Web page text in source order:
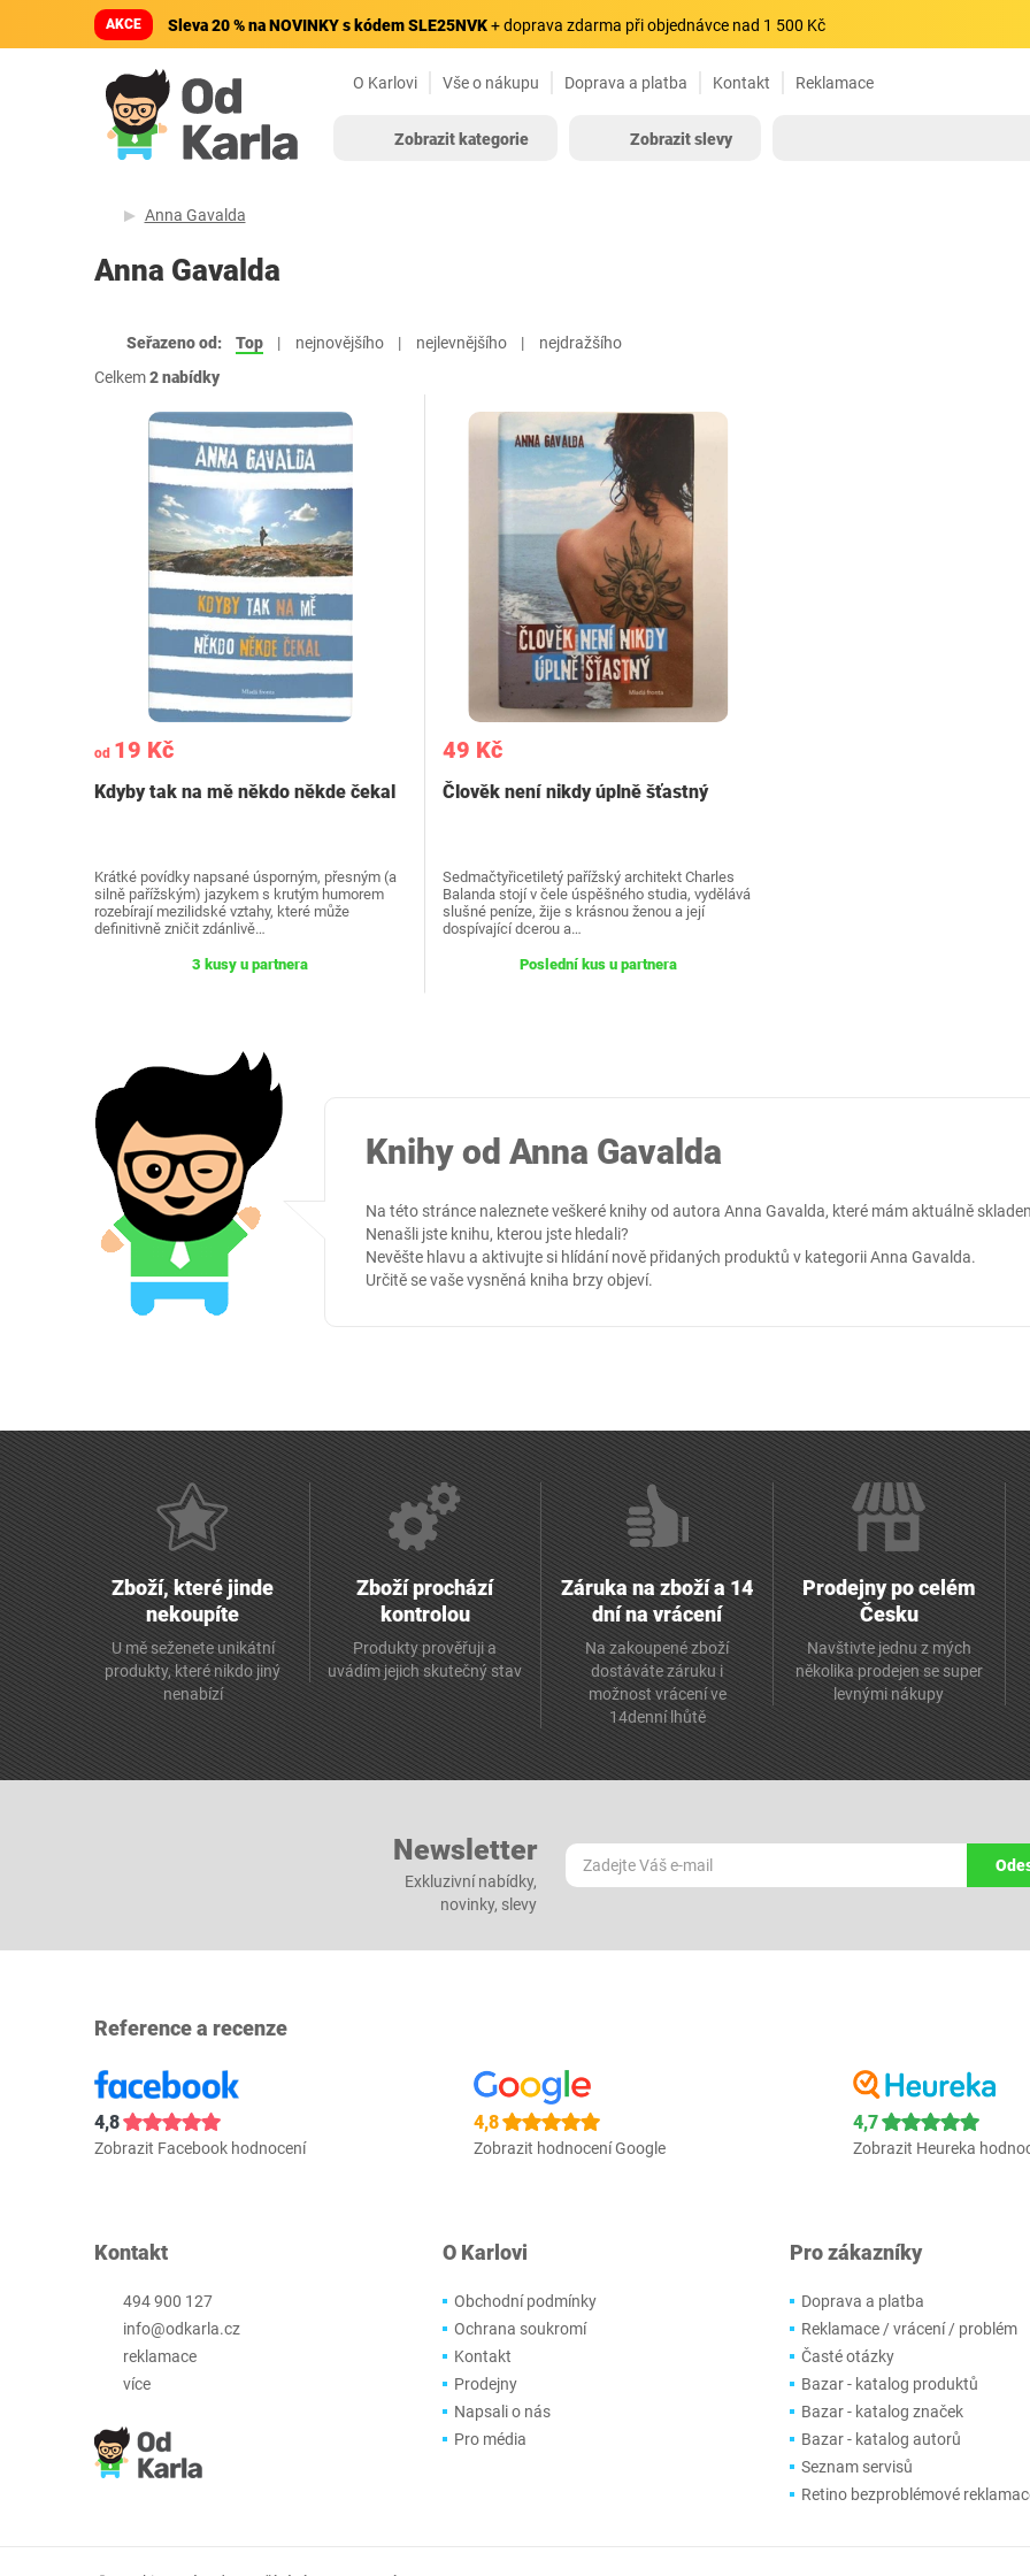
AKCE Sleva 20 % na NOVINKY s kódem SLE25NVK+ doprava zdarma při objednávce nad 1 500 Kč
O Karlovi Vše o nákupu Doprava a platba Kontakt Reklamace
Zobrazit kategorie Zobrazit slevy
Anna Gavalda
Anna Gavalda
Seřazeno od: Top nejnovějšího nejlevnějšího
nejdražšího
Celkem2 nabídky
od 19 Kč
Kdyby tak na mě někdo někde čekal
Krátké povídky napsané úsporným, přesným (a
silně pařížským) jazykem s krutým humorem
rozebírají mezilidské vztahy, které může
definitivně zničit zdánlivě…
3 kusy u partnera
49 Kč
Člověk není nikdy úplně šťastný
Sedmačtyřicetiletý pařížský architekt Charles
Balanda stojí v čele úspěšného studia, vydělává
slušné peníze, žije s krásnou ženou a její
dospívající dcerou a…
Poslední kus u partnera
Knihy od Anna Gavalda
Na této stránce naleznete veškeré knihy od autora Anna Gavalda, které mám aktuálně
Nenašli jste knihu, kterou jste hledali?
Nevěšte hlavu a aktivujte si hlídání nově přidaných produktů v kategoriiAnna Gavalda.
Určitě se vaše vysněná kniha brzy objeví.
Zboží, které jinde
nekoupíte
U mě seženete unikátní
produkty, které nikdo jiný
nenabízí
Zboží prochází
kontrolou
Produkty prověřuji a
uvádím jejich skutečný stav
Záruka na zboží a 14
dní na vrácení
Na zakoupené zboží
dostáváte záruku i
možnost vrácení ve
14denní lhůtě
Prodejny po celém
Česku
Navštivte jednu z mých
několika prodejen se super
levnými nákupy
Newsletter
Exkluzivní nabídky,
novinky, slevy
Reference a recenze
4,8
Zobrazit Facebook hodnocení
4,8
Zobrazit hodnocení Google
4,7
Zobrazit Heureka
Kontakt
494 900 127
info@odkarla.cz
reklamace
více
O Karlovi
Obchodní podmínky
Ochrana soukromí
Kontakt
Prodejny
Napsali o nás
Pro média
Pro zákazníky
Doprava a platba
Reklamace / vrácení / problém
Časté otázky
Bazar - katalog produktů
Bazar - katalog značek
Bazar - katalog autorů
Seznam servisů
Retino bezproblémové